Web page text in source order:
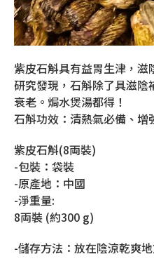
紫皮石斛具有益胃生津，
研究發現，石斛除了具滋
衰老。焗水煲湯都得！
石斛功效：清熱氣必備、增
紫皮石斛(8両裝)
-包裝：袋裝
-原產地：中國
-淨重量:
8両裝 (約300 g)
-儲存方法：放在陰涼乾爽